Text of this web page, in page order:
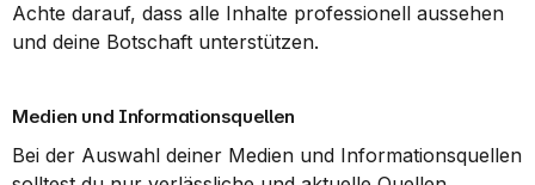
Achte darauf, dass alle Inhalte professionell aussehen
und deine Botschaft unterstützen.
Medien und Informationsquellen
Bei der Auswahl deiner Medien und Informationsquellen